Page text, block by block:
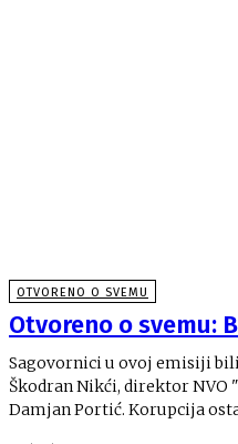
OTVORENO O SVEMU
Otvoreno o svemu:
Sagovornici u ovoj emisiji
Škodran Nikći, direktor
Damjan Portić.